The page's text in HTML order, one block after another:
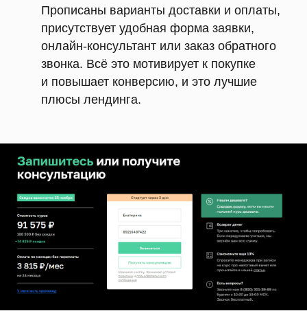
Прописаны варианты доставки и оплаты,
присутствует удобная форма заявки,
онлайн-консультант или заказ обратного
звонка. Всё это мотивирует к покупке
и повышает конверсию, и это лучшие
плюсы лендинга.